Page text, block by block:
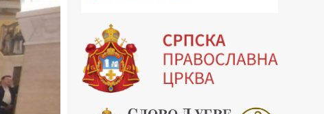
13.30 Храм културе
14.00 Питања и одговори
15.03 Беседа Патријарха Порфирија